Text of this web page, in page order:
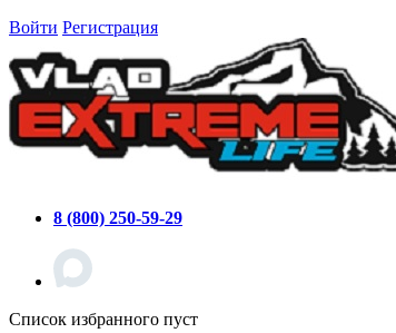
Войти Регистрация
8 (800) 250-59-29
Список избранного пуст